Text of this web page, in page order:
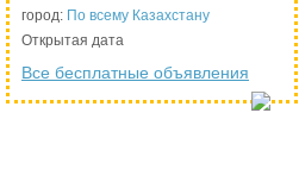
город: По всему Казахстану
Открытая дата
Все бесплатные объявления